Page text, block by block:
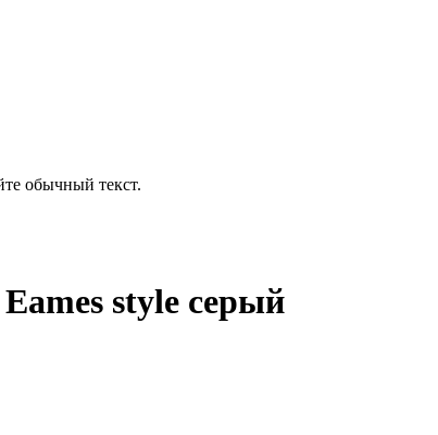
обычный текст.
style серый